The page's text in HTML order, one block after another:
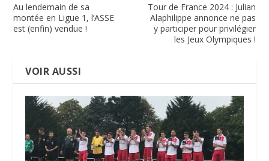
Au lendemain de sa
montée en Ligue 1, l’ASSE
est (enfin) vendue !
Tour de France 2024 : Julian
Alaphilippe annonce ne pas
y participer pour privilégier
les Jeux Olympiques !
VOIR AUSSI